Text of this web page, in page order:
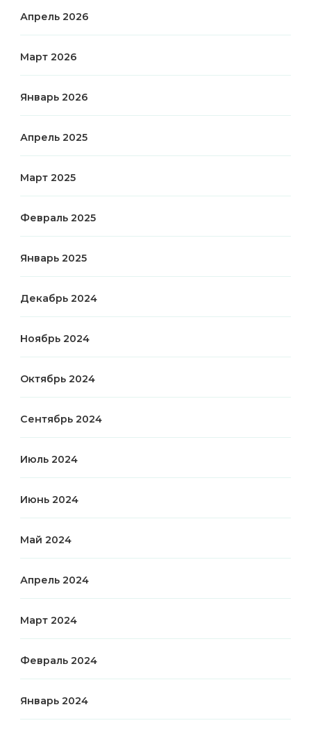
Апрель 2026
Март 2026
Январь 2026
Апрель 2025
Март 2025
Февраль 2025
Январь 2025
Декабрь 2024
Ноябрь 2024
Октябрь 2024
Сентябрь 2024
Июль 2024
Июнь 2024
Май 2024
Апрель 2024
Март 2024
Февраль 2024
Январь 2024